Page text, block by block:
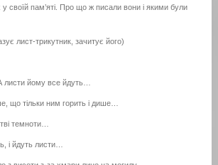
у своїй пам’яті. Про що ж писали вони і якими були
лист-трикутник, зачитує його)
листи йому все йдуть…
що тільки ним горить і дише…
темноти…
і йдуть листи…